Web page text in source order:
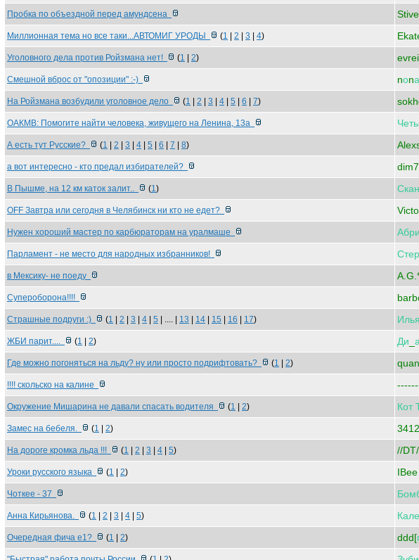
Пробка по объездной перед амундсена
Миллионная тема но все таки...АВТОМИГ УРОДЫ (1 2 3 4)
Уголовного дела против Ройзмана нет! (1 2)
Смешной вброс от "опозиции" :-) nоnа
На Ройзмана возбудили уголовное дело (1 2 3 4 5 6 7)
ОАКМВ: Помогите найти человека, живущего на Ленина, 13а
А есть тут Русские? (1 2 3 4 5 6 7 8)
а вот интересно - кто предал избирателей?
В Пышме, на 12 км каток залит.. (1)
OFF Завтра или сегодня в Челябинск ни кто не едет?
Нужен хороший мастер по карбюраторам на уралмаше
Парламент - не место для народных избранников!
в Мексику- не поеду
Супероборона!!!!
Страшные подруги :) (1 2 3 4 5 | .... | 13 14 15 16 17) Илья
ЖБИ парит.... (1 2) Ди
Где можно погоняться на льду? ну или просто подрифтовать? (1 2)
!!!! скольско на калине
Окружение Мишарина не давали спасать водителя (1 2) Кот
Замес на бебеля. (1 2) 3412
На дороге кромка льда !!! (1 2 3 4 5) //
Уроки русского языка (1 2) IBee
Чоткее - 37
Анна Кирьянова. (1 2 3 4 5)
Очередная фича е1? (1 2) ddd[